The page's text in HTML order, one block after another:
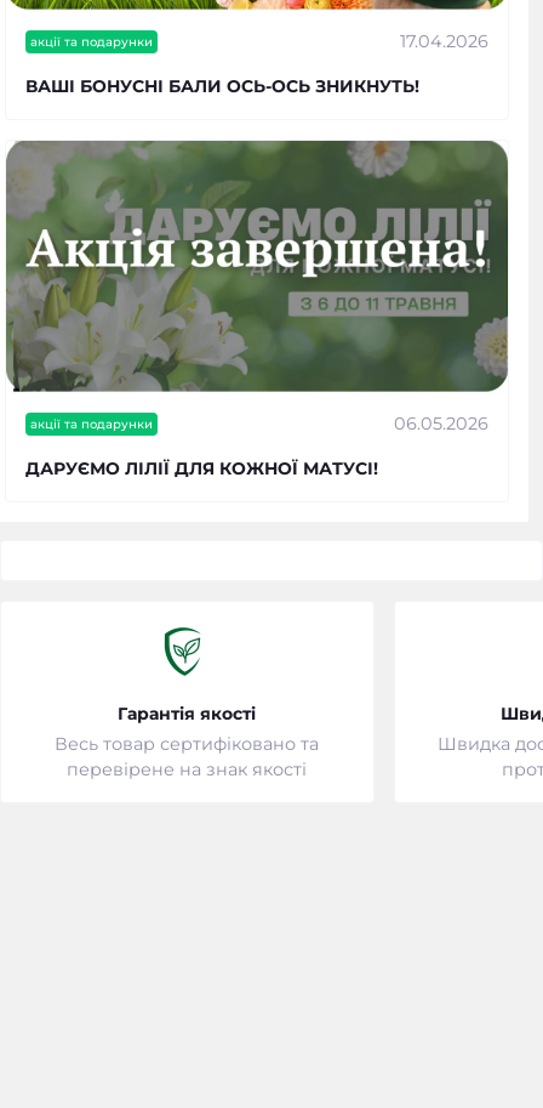
акції та подарунки 17.04.2026
ВАШІ БОНУСНІ БАЛИ ОСЬ-ОСЬ ЗНИКНУТЬ!
акції та подарунки 06.05.2026
ДАРУЄМО ЛІЛІЇ ДЛЯ КОЖНОЇ МАТУСІ!
Гарантія якості
Весь товар сертифіковано та
перевірене на знак якості
Швидка